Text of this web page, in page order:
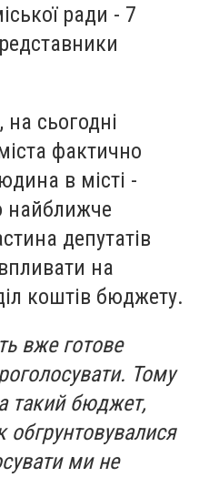
ради - 7
сьогодні
фактично
в місті -
найближче
депутатів
на
коштів бюджету.
вже готове
Тому
такий бюджет,
ми не